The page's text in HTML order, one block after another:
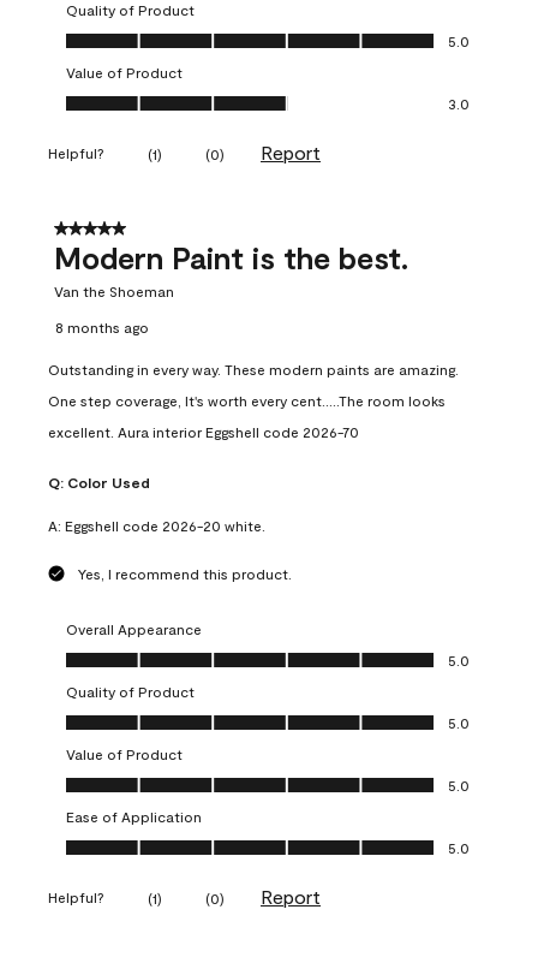
Quality of Product
Quality of Product, 5.0 out of 5
5.0
Value of Product
Value of Product, 3.0 out of 5
3.0
Helpful? (1) (0) Report
5 out of 5 stars.
Modern Paint is the best.
Van the Shoeman
8 months ago
Outstanding in every way. These modern paints are amazing.
One step coverage, It's worth every cent.....The room looks
excellent. Aura interior Eggshell code 2026-70
Q: Color Used
A: Eggshell code 2026-20 white.
Yes, I recommend this product.
Overall Appearance
Overall Appearance, 5.0 out of 5
5.0
Quality of Product
Quality of Product, 5.0 out of 5
5.0
Value of Product
Value of Product, 5.0 out of 5
5.0
Ease of Application
Ease of Application, 5.0 out of 5
5.0
Helpful? (1) (0) Report